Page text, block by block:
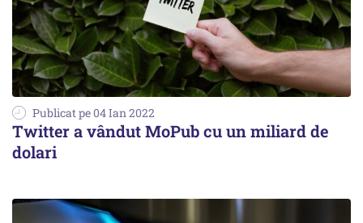
Publicat pe 04 Ian 2022
Twitter a vândut MoPub cu un miliard de
dolari